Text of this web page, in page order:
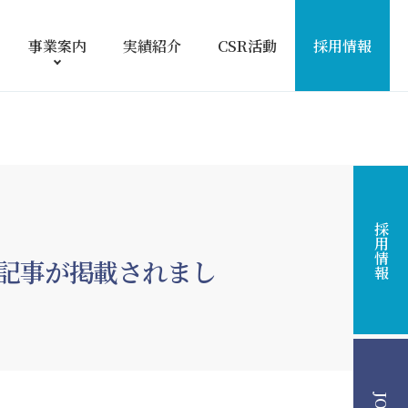
事業案内 実績紹介 CSR活動 採用情報
採用情報
事が掲載されまし